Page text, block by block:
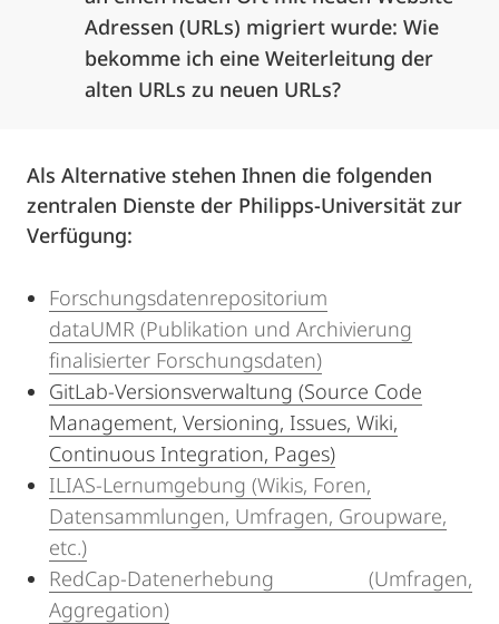
Adressen (URLs) migriert wurde: Wie
bekomme ich eine Weiterleitung der
alten URLs zu neuen URLs?
Als Alternative stehen Ihnen die folgenden
zentralen Dienste der Philipps-Universität zur
Verfügung:
Forschungsdatenrepositorium
dataUMR (Publikation und Archivierung
finalisierter Forschungsdaten)
GitLab-Versionsverwaltung (Source Code
Management, Versioning, Issues, Wiki,
Continuous Integration, Pages)
ILIAS-Lernumgebung (Wikis, Foren,
Datensammlungen, Umfragen, Groupware,
etc.)
RedCap-Datenerhebung (Umfragen,
Aggregation)